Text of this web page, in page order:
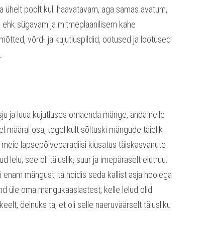
poolt küll haavatavam, aga samas avatum,
sügavam ja mitmeplaanilisem kahe
võrd- ja kujutluspildid, ootused ja lootused
ja luua kujutluses omaenda mänge, anda neile
määral osa, tegelikult sõltuski mängude täielik
lapsepõlveparadiisi kiusatus täiskasvanute
lelu; see oli täiuslik, suur ja imepäraselt elutruu.
mängust; ta hoidis seda kallist asja hoolega
üle oma mängukaaslastest, kelle lelud olid
öelnuks ta, et oli selle naeruväärselt täiusliku